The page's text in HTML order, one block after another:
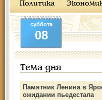
Политика
суббота
08
Тема дня
Памятник Ленина в
ожидании пьедестала